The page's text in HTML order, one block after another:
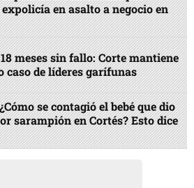
en asalto a negocio en
18 meses sin fallo: Corte mantiene
caso de líderes garífunas
¿Cómo se contagió el bebé que dio
sarampión en Cortés? Esto dice